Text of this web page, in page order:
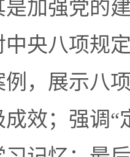
是加强党的
中央八项规
例，展示八
效；强调“